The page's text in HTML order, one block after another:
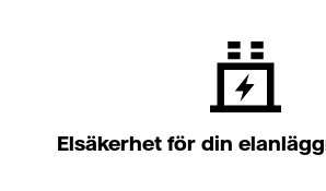
Elsäkerhet för din